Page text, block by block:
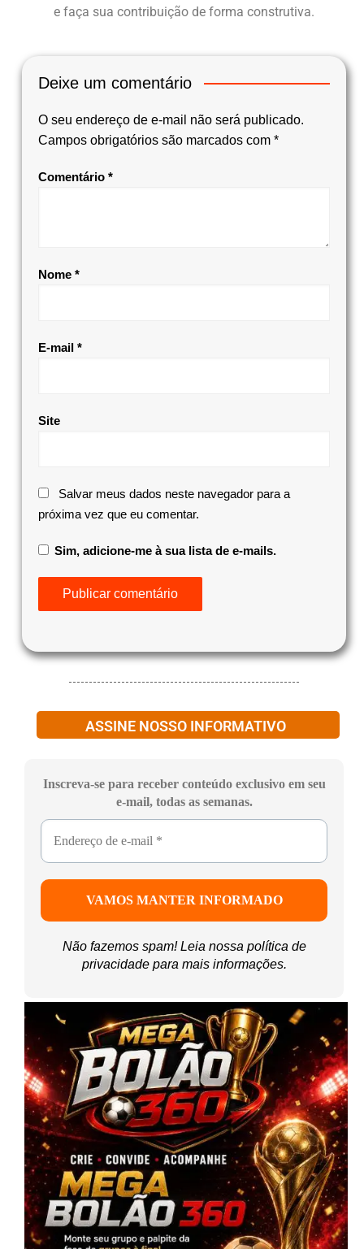
e faça sua contribuição de forma construtiva.
Deixe um comentário
O seu endereço de e-mail não será publicado.
Campos obrigatórios são marcados com *
Comentário *
Nome *
E-mail *
Site
Salvar meus dados neste navegador para a
próxima vez que eu comentar.
Sim, adicione-me à sua lista de e-mails.
ASSINE NOSSO INFORMATIVO
Inscreva-se para receber conteúdo exclusivo em seu
e-mail, todas as semanas.
Não fazemos spam! Leia nossa política de
privacidadepara mais informações.